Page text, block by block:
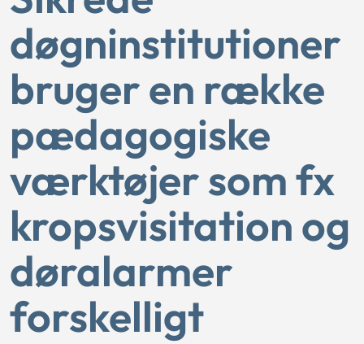
døgninstitutioner
bruger en række
pædagogiske
værktøjer som fx
kropsvisitation og
døralarmer
forskelligt